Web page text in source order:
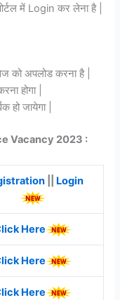
में Login कर लेना है |
को अपलोड करना है |
होगा |
जायेगा |
Vacancy 2023 :
|| Login
Here
Here
Here